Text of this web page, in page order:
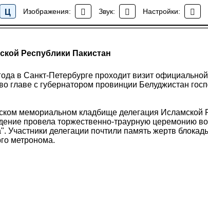
Ц Изображения: Звук: Настройки:
Новости
Республики Пакистан
в Санкт-Петербурге проходит визит
главе с губернатором провинции Белуджистан
мемориальном кладбище делегация Исламской
провела торжественно-траурную церемонию
Участники делегации почтили память жертв
метронома.